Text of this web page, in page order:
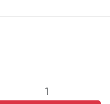
1